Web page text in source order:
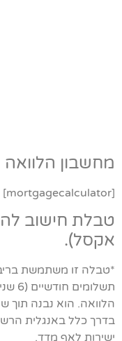
מחשבון הלוואה
[mortgagecalculator]
טבלת חישוב
אקסל).
הלוואה. הוא נבנה
בדרך כלל באנגלית
ישירות לאף מדד.